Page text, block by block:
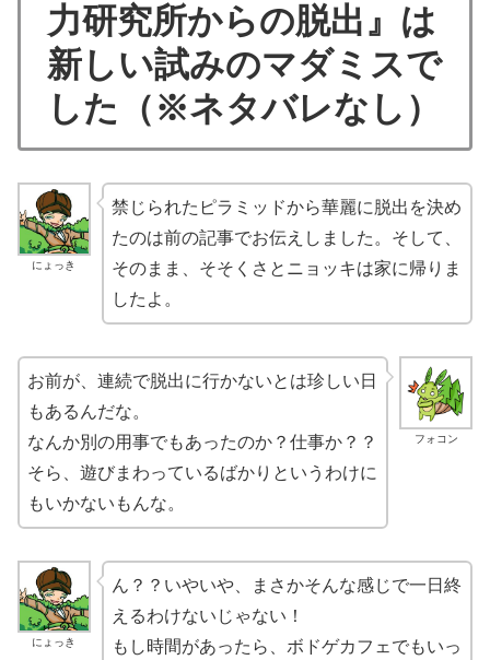
力研究所からの脱出』は
新しい試みのマダミスで
した（※ネタバレなし）
にょっき
禁じられたピラミッドから華麗に脱出を決め
たのは前の記事でお伝えしました。そして、
そのまま、そそくさとニョッキは家に帰りま
したよ。
フォコン
お前が、連続で脱出に行かないとは珍しい日
もあるんだな。
なんか別の用事でもあったのか？仕事か？？
そら、遊びまわっているばかりというわけに
もいかないもんな。
にょっき
ん？？いやいや、まさかそんな感じで一日終
えるわけないじゃない！
もし時間があったら、ボドゲカフェでもいっ